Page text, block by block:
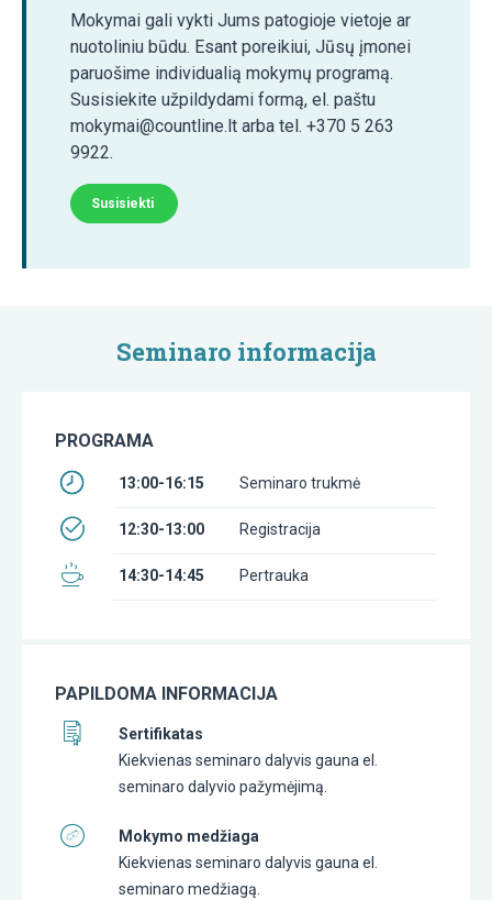
Mokymai gali vykti Jums patogioje vietoje ar
nuotoliniu būdu. Esant poreikiui, Jūsų įmonei
paruošime individualią mokymų programą.
Susisiekite užpildydami formą, el. paštu
mokymai@countline.lt arba tel. +370 5 263
9922.
Susisiekti
Seminaro informacija
PROGRAMA
13:00-16:15 Seminaro trukmė
12:30-13:00 Registracija
14:30-14:45 Pertrauka
PAPILDOMA INFORMACIJA
Sertifikatas
Kiekvienas seminaro dalyvis gauna el.
seminaro dalyvio pažymėjimą.
Mokymo medžiaga
Kiekvienas seminaro dalyvis gauna el.
seminaro medžiagą.